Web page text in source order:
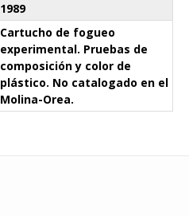
1989
Cartucho de fogueo
experimental. Pruebas de
composición y color de
plástico. No catalogado en el
Molina-Orea.